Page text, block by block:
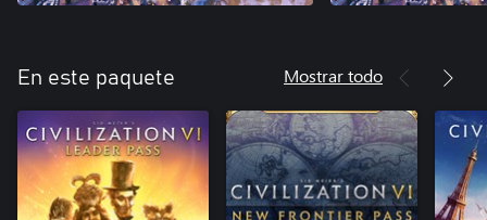
En este paquete Mostrar todo